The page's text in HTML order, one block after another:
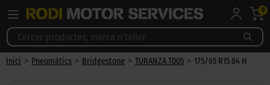
0
Inici > Pneumàtics > Bridgestone > TURANZA T005 > 175/65 R15 84 H